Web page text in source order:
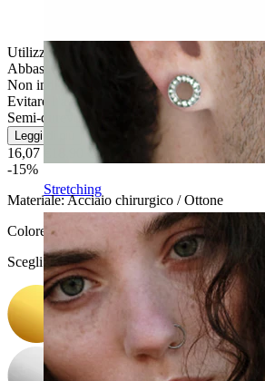
Stretching
Utilizzo moderato
Abbastanza facile
Non indicato per pelli sensibili
Evitare l''acqua
Semi-durevole
Leggi di più
16,07 €
18,90 €
-15%
Materiale:Acciaio chirurgico / Ottone
Colore
Scegli Colore